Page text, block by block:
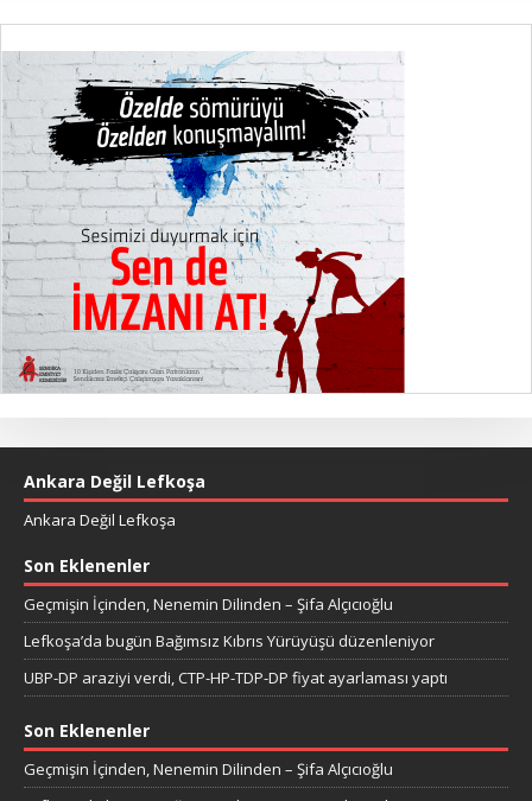
Ankara Değil Lefkoşa
Ankara Değil Lefkoşa
Son Eklenenler
Geçmişin İçinden, Nenemin Dilinden – Şifa Alçıcıoğlu
Lefkoşa’da bugün Bağımsız Kıbrıs Yürüyüşü düzenleniyor
UBP-DP araziyi verdi, CTP-HP-TDP-DP fiyat ayarlaması yaptı
Son Eklenenler
Geçmişin İçinden, Nenemin Dilinden – Şifa Alçıcıoğlu